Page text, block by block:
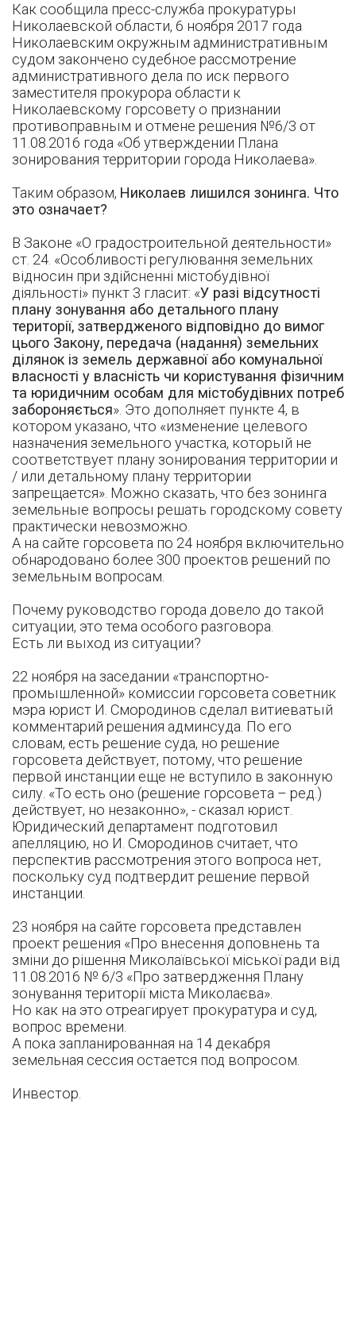
Как сообщила пресс-служба прокуратуры
Николаевской области, 6 ноября 2017 года
Николаевским окружным административным
судом закончено судебное рассмотрение
административного дела по иск первого
заместителя прокурора области к
Николаевскому горсовету о признании
противоправным и отмене решения №6/3 от
11.08.2016 года «Об утверждении Плана
зонирования территории города Николаева».
Таким образом, Николаев лишился зонинга. Что
это означает?
В Законе «О градостроительной деятельности»
ст. 24. «Особливості регулювання земельних
відносин при здійсненні містобудівної
діяльності» пункт 3 гласит: «У разі відсутності
плану зонування або детального плану
території, затвердженого відповідно до вимог
цього Закону, передача (надання) земельних
ділянок із земель державної або комунальної
власності у власність чи користування фізичним
та юридичним особам для містобудівних потреб
забороняється». Это дополняет пункте 4, в
котором указано, что «изменение целевого
назначения земельного участка, который не
соответствует плану зонирования территории и
/ или детальному плану территории
запрещается». Можно сказать, что без зонинга
земельные вопросы решать городскому совету
практически невозможно.
А на сайте горсовета по 24 ноября включительно
обнародовано более 300 проектов решений по
земельным вопросам.
Почему руководство города довело до такой
ситуации, это тема особого разговора.
Есть ли выход из ситуации?
22 ноября на заседании «транспортно-
промышленной» комиссии горсовета советник
мэра юрист И. Смородинов сделал витиеватый
комментарий решения админсуда. По его
словам, есть решение суда, но решение
горсовета действует, потому, что решение
первой инстанции еще не вступило в законную
силу. «То есть оно (решение горсовета – ред.)
действует, но незаконно», - сказал юрист.
Юридический департамент подготовил
апелляцию, но И. Смородинов считает, что
перспектив рассмотрения этого вопроса нет,
поскольку суд подтвердит решение первой
инстанции.
23 ноября на сайте горсовета представлен
проект решения «Про внесення доповнень та
зміни до рішення Миколаївської міської ради від
11.08.2016 № 6/3 «Про затвердження Плану
зонування території міста Миколаєва».
Но как на это отреагирует прокуратура и суд,
вопрос времени.
А пока запланированная на 14 декабря
земельная сессия остается под вопросом.
Инвестор.